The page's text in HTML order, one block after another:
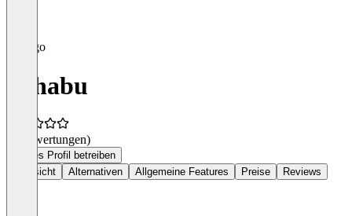
hahabu
(0 Bewertungen)
Dieses Profil betreiben
Übersicht
Alternativen Allgemeine Features Preise Reviews